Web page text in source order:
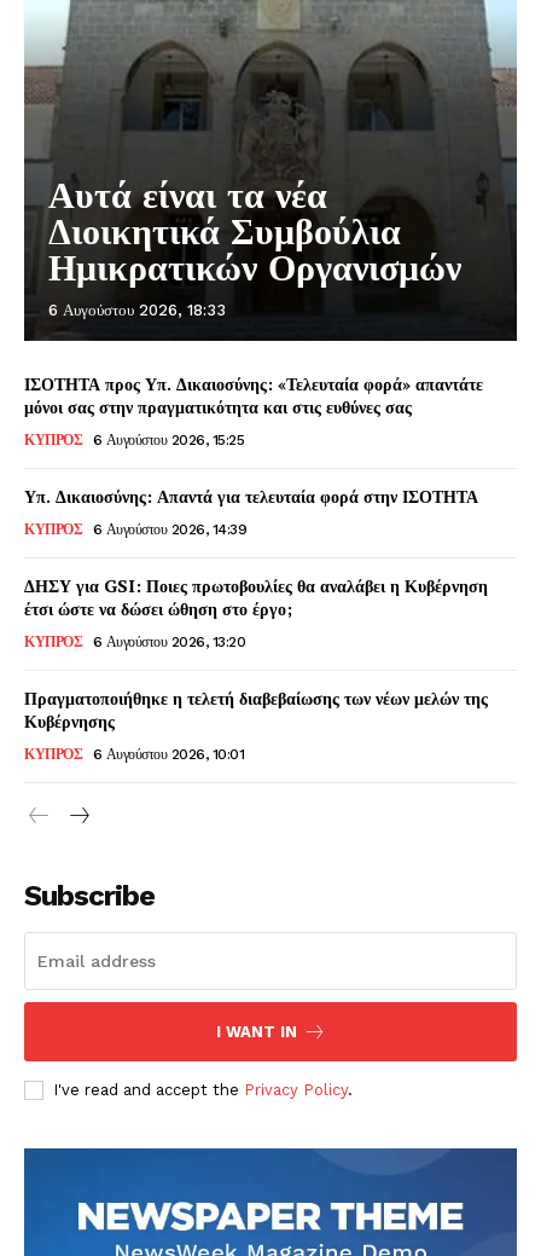
Αυτά είναι τα νέα
Διοικητικά Συμβούλια
Ημικρατικών Οργανισμών
6 Αυγούστου 2026, 18:33
ΙΣΟΤΗΤΑ προς Υπ. Δικαιοσύνης: «Τελευταία φορά» απαντάτε
μόνοι σας στην πραγματικότητα και στις ευθύνες σας
ΚΥΠΡΟΣ 6 Αυγούστου 2026, 15:25
Υπ. Δικαιοσύνης: Απαντά για τελευταία φορά στην ΙΣΟΤΗΤΑ
ΚΥΠΡΟΣ 6 Αυγούστου 2026, 14:39
ΔΗΣΥ για GSI: Ποιες πρωτοβουλίες θα αναλάβει η Κυβέρνηση
έτσι ώστε να δώσει ώθηση στο έργο;
ΚΥΠΡΟΣ 6 Αυγούστου 2026, 13:20
Πραγματοποιήθηκε η τελετή διαβεβαίωσης των νέων μελών της
Κυβέρνησης
ΚΥΠΡΟΣ 6 Αυγούστου 2026, 10:01
Subscribe
I WANT IN
I've read and accept the Privacy Policy.